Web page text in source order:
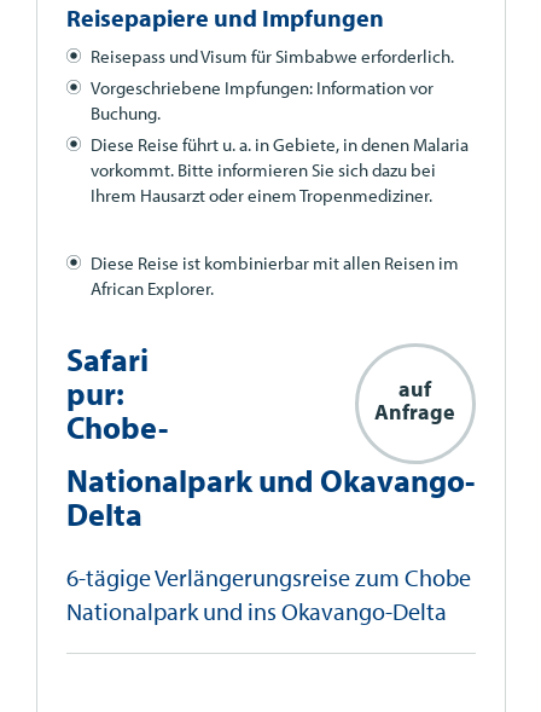
Reisepapiere und Impfungen
Reisepass und Visum für Simbabwe erforderlich.
Vorgeschriebene Impfungen: Information vor
Buchung.
Diese Reise führt u. a. in Gebiete, in denen Malaria
vorkommt. Bitte informieren Sie sich dazu bei
Ihrem Hausarzt oder einem Tropenmediziner.
Diese Reise ist kombinierbar mit allen Reisen im
African Explorer.
auf
Anfrage
Safari
pur:
Chobe-
Nationalpark und Okavango-
Delta
6-tägige Verlängerungsreise zum Chobe
Nationalpark und ins Okavango-Delta